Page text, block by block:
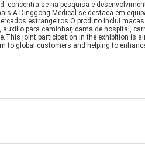
concentra-se na pesquisa e
Dinggong Medical se destaca em
estrangeiros.O produto inclui
para caminhar, cama de hospital,
joint participation in the exhibition is
to global customers and helping to